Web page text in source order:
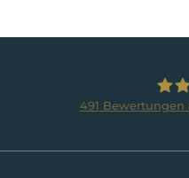
491 Bewertungen